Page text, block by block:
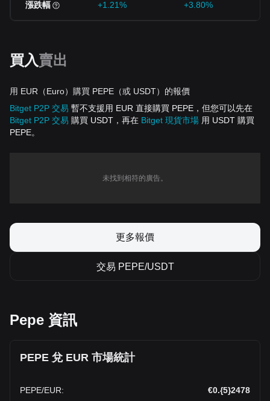
漲跌幅 +1.21% +3.80%
買入賣出
用 EUR（Euro）購買 PEPE（或 USDT）的報價
Bitget P2P 交易 暫不支援用 EUR 直接購買 PEPE，但您可以先在
Bitget P2P 交易 購買 USDT，再在 Bitget 現貨市場 用 USDT 購買
PEPE。
未找到相符的廣告。
更多報價
交易 PEPE/USDT
Pepe 資訊
PEPE 兌 EUR 市場統計
PEPE/EUR: €0.{5}2478